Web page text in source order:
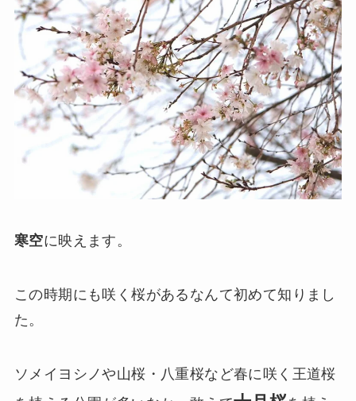
寒空に映えます。
この時期にも咲く桜があるなんて初めて知りまし
た。
ソメイヨシノや山桜・八重桜など春に咲く王道桜